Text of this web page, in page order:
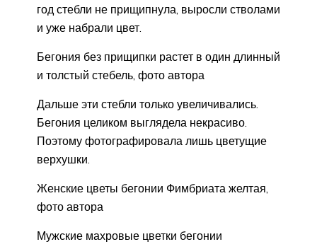
год стебли не прищипнула, выросли стволами
и уже набрали цвет.
Бегония без прищипки растет в один длинный
и толстый стебель, фото автора
Дальше эти стебли только увеличивались.
Бегония целиком выглядела некрасиво.
Поэтому фотографировала лишь цветущие
верхушки.
Женские цветы бегонии Фимбриата желтая,
фото автора
Мужские махровые цветки бегонии